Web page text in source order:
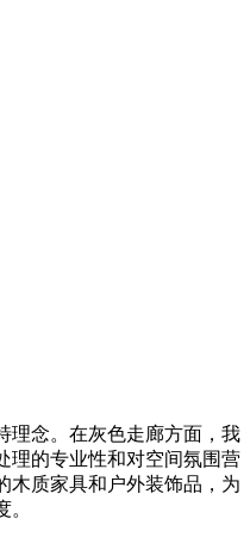
理念。在灰色走廊方面，我
理的专业性和对空间氛围营
木质家具和户外装饰品，为